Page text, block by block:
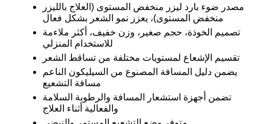
مصدر ضوء بارد ليزر منخفض المستوى (العلاج بالليزر
منخفض المستوى)، يعزز نمو الشعر بشكل فعال
تصميم الخوذة، حجم صغير، وزن خفيف، أكثر ملاءمة
للاستخدام المنزلي
يضمن دليل المسافة المصنوع من السيليكون الناعم
مسافة التشعيع
تضمن أجهزة استشعار المسافة والرطوبة السلامة
والفعالية أثناء العلاج